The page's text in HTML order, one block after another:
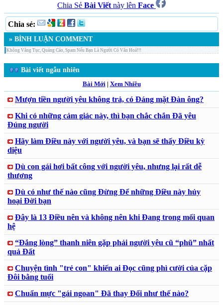
Chia Sẻ Bài Viết này lên Face
Chia sẻ:
» BÌNH LUẬN COMMENT
Không Văng Tục, Quảng Cáo, Spam Nếu Bạn Là Người Có Văn Hoá!!!
Bài viết ngẫu nhiên
Bài Mới | Xem Nhiều
Mượn tiền người yêu không trả, có Đáng mặt Đàn ông?
Khi có những cảm giác này, thì bạn chắc chắn Đã yêu
Đúng người
Hãy làm Điều này với người yêu, và bạn sẽ thấy Điều kỳ
diệu
Dù con gái hơi bất công với người yêu, nhưng lại rất dễ
thương
Dù có như thế nào cũng Đừng Để những Điều này hủy
hoại Đời bạn
Đây là 13 Điều nên và không nên khi Đang trong mối quan
hệ
“Đắng lòng” thanh niên gặp phải người yêu cũ “phũ” nhất
quả Đất
Chuyện tình "trẻ con" khiến ai Đọc cũng phì cười của cặp
Đôi bằng tuổi
Chuẩn mực "gái ngoan" Đã thay Đổi như thế nào?